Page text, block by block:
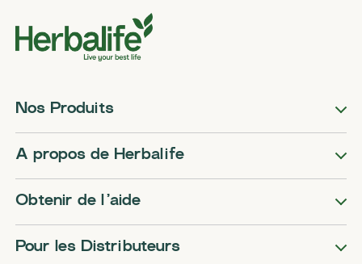
Nos Produits
A propos de Herbalife
Obtenir de l’aide
Pour les Distributeurs